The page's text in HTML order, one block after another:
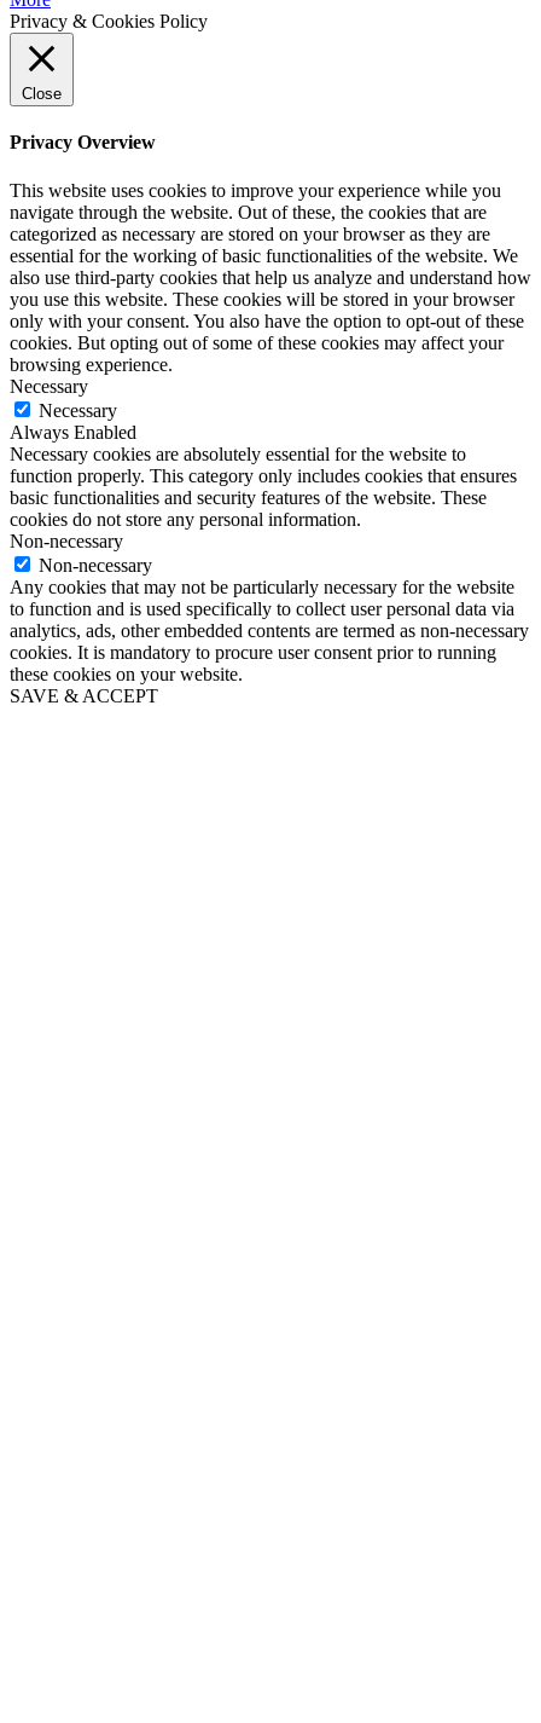
Privacy & Cookies Policy
Close
Privacy Overview
This website uses cookies to improve your experience while you
navigate through the website. Out of these, the cookies that are
categorized as necessary are stored on your browser as they are
essential for the working of basic functionalities of the website. We
also use third-party cookies that help us analyze and understand how
you use this website. These cookies will be stored in your browser
only with your consent. You also have the option to opt-out of these
cookies. But opting out of some of these cookies may affect your
browsing experience.
Necessary
Necessary
Always Enabled
Necessary cookies are absolutely essential for the website to
function properly. This category only includes cookies that ensures
basic functionalities and security features of the website. These
cookies do not store any personal information.
Non-necessary
Non-necessary
Any cookies that may not be particularly necessary for the website
to function and is used specifically to collect user personal data via
analytics, ads, other embedded contents are termed as non-necessary
cookies. It is mandatory to procure user consent prior to running
these cookies on your website.
SAVE & ACCEPT